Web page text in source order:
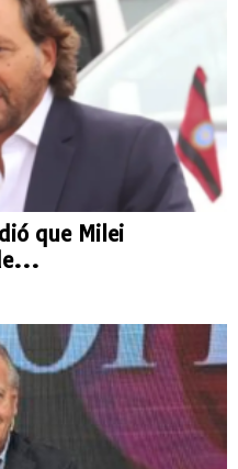
que Milei